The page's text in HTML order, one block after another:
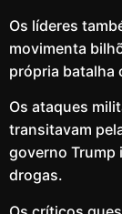
Os líderes
movimenta
própria batalha
Os ataques
transitavam
governo Trump
drogas.